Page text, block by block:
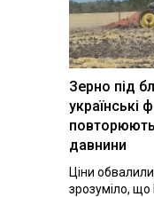
Зерно під
українські
повторюють
давнини
Ціни
зрозуміло, що